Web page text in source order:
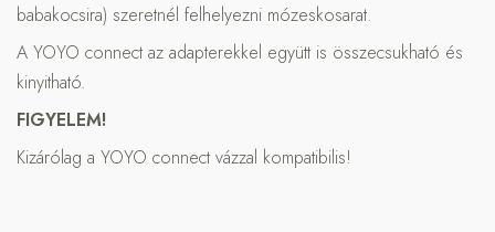
babakocsira) szeretnél felhelyezni mózeskosarat.
A YOYO connect az adapterekkel együtt is összecsukható és
kinyitható.
FIGYELEM!
Kizárólag a YOYO connect vázzal kompatibilis!